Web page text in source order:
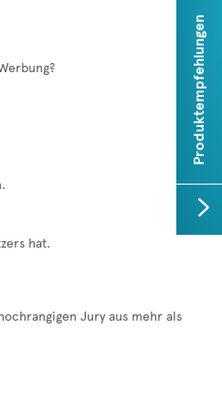
hat.
Jury aus mehr als
Produktempfehlungen